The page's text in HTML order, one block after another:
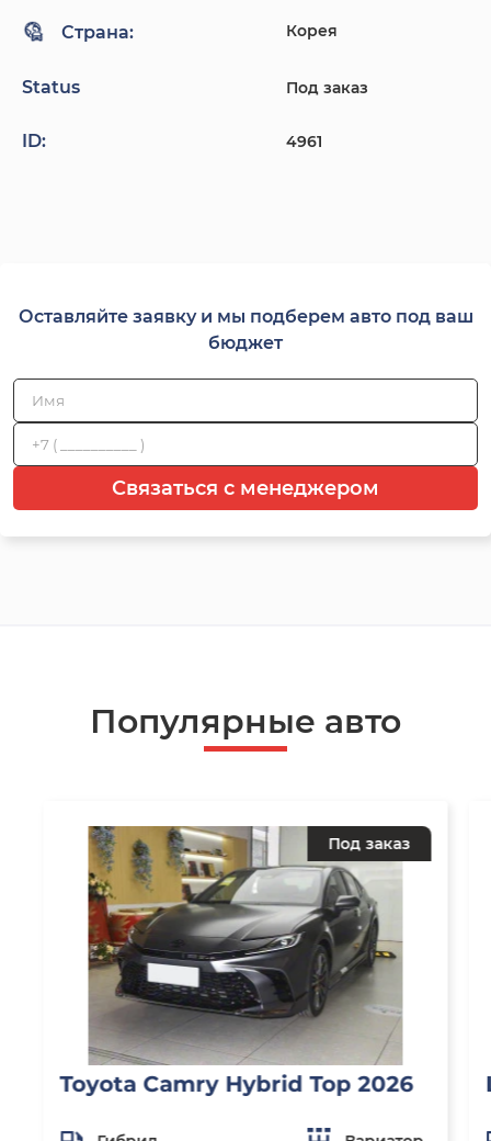
Страна: Корея
Status Под заказ
ID: 4961
Оставляйте заявку и мы подберем авто под ваш
бюджет
Связаться с менеджером
Популярные авто
Под заказ
Toyota Camry Hybrid Top 2026